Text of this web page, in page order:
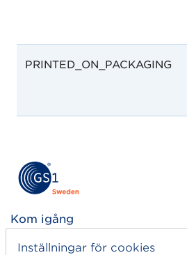
PRINTED_ON_PACKAGING
Kom igång
Skapa streckkod
Inställningar för cookies